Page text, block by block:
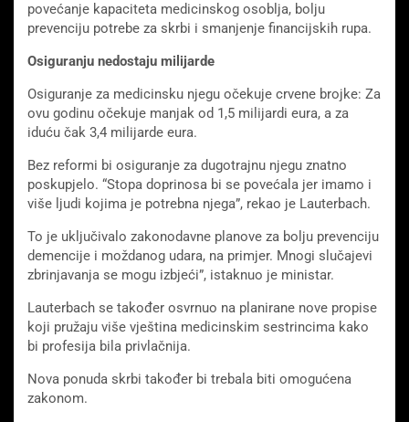
povećanje kapaciteta medicinskog osoblja, bolju
prevenciju potrebe za skrbi i smanjenje financijskih rupa.
Osiguranju nedostaju milijarde
Osiguranje za medicinsku njegu očekuje crvene brojke: Za
ovu godinu očekuje manjak od 1,5 milijardi eura, a za
iduću čak 3,4 milijarde eura.
Bez reformi bi osiguranje za dugotrajnu njegu znatno
poskupjelo. “Stopa doprinosa bi se povećala jer imamo i
više ljudi kojima je potrebna njega”, rekao je Lauterbach.
To je uključivalo zakonodavne planove za bolju prevenciju
demencije i moždanog udara, na primjer. Mnogi slučajevi
zbrinjavanja se mogu izbjeći”, istaknuo je ministar.
Lauterbach se također osvrnuo na planirane nove propise
koji pružaju više vještina medicinskim sestrincima kako
bi profesija bila privlačnija.
Nova ponuda skrbi također bi trebala biti omogućena
zakonom.